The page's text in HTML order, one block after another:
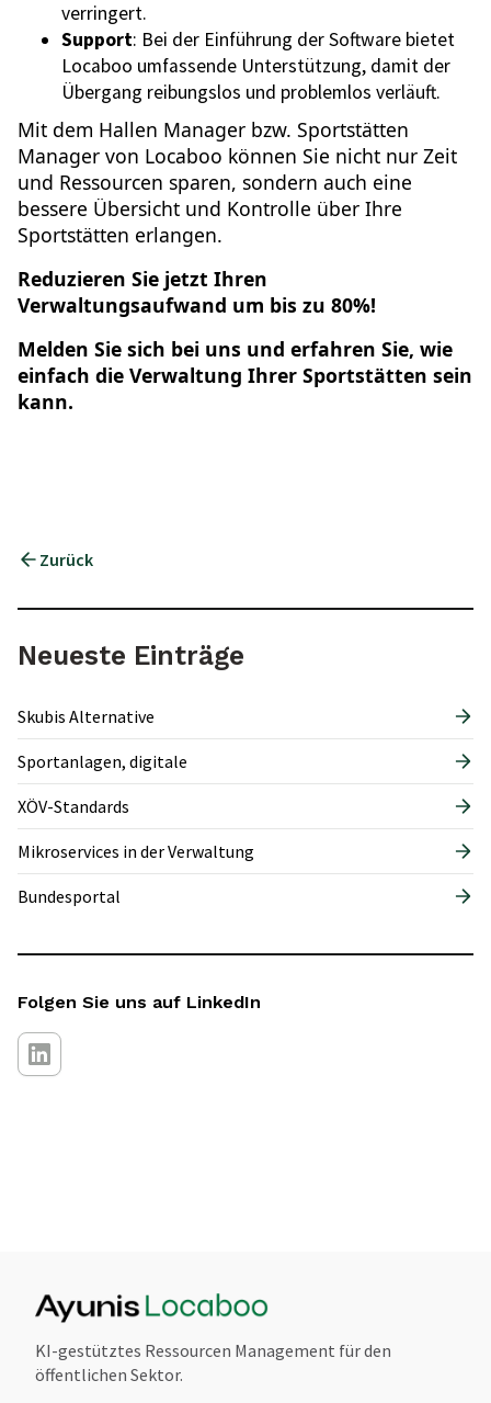
Zurück
Neueste Einträge
Skubis Alternative
Sportanlagen, digitale
XÖV-Standards
Mikroservices in der Verwaltung
Bundesportal
Folgen Sie uns auf LinkedIn
verringert.
Support: Bei der Einführung der Software bietet
Locaboo umfassende Unterstützung, damit der
Übergang reibungslos und problemlos verläuft.
Mit dem Hallen Manager bzw. Sportstätten
Manager von Locaboo können Sie nicht nur Zeit
und Ressourcen sparen, sondern auch eine
bessere Übersicht und Kontrolle über Ihre
Sportstätten erlangen.
Reduzieren Sie jetzt Ihren
Verwaltungsaufwand um bis zu 80%!
Melden Sie sich bei uns und erfahren Sie, wie
einfach die Verwaltung Ihrer Sportstätten sein
kann.
KI-gestütztes Ressourcen Management für den
öffentlichen Sektor.